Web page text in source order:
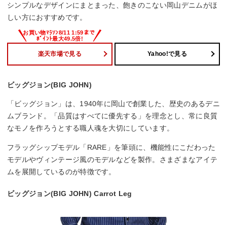
シンプルなデザインにまとまった、飽きのこない岡山デニムがほ
しい方におすすめです。
楽天市場で見る Yahoo!で見る
ビッグジョン(BIG JOHN)
「ビッグジョン」は、1940年に岡山で創業した、歴史のあるデニ
ムブランド。「品質はすべてに優先する」を理念とし、常に良質
なモノを作ろうとする職人魂を大切にしています。
フラッグシップモデル「RARE」を筆頭に、機能性にこだわった
モデルやヴィンテージ風のモデルなどを製作。さまざまなアイテ
ムを展開しているのが特徴です。
ビッグジョン(BIG JOHN) Carrot Leg